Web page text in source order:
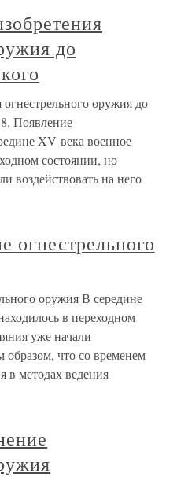
до
огнестрельного оружия до
Появление
XV века военное
состоянии, но
воздействовать на него
огнестрельного
оружия В середине
в переходном
уже начали
образом, что со временем
в методах ведения